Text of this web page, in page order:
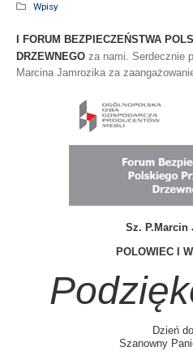
Wpisy
I FORUM BEZPIECZEŃSTWA
DRZEWNEGO za nami. Serdecznie
Marcina Jamrozika za
Sz. P. Marcin
POLOWIEC I
Dzień
Szanowny